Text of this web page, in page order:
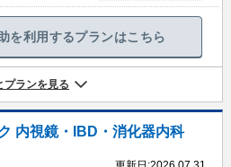
を利用するプランはこちら
プランを見る
内視鏡・IBD・消化器内科